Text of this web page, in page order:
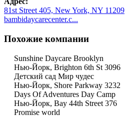
81st Street 405, New York, NY 11209
bambidaycarecenter.c...
Похожие компании
Sunshine Daycare Brooklyn
Нью-Йорк, Brighton 6th St 3096
Детский сад Мир чудес
Нью-Йорк, Shore Parkway 3232
Days Of Adventures Day Camp
Нью-Йорк, Bay 44th Street 376
Promise world